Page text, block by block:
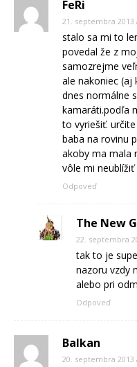
FeRi
21. septembra 2013
stalo sa mi to
povedal že z
samozrejme
ale nakoniec (aj
dnes normálne
kamaráti.podľa
to vyriešiť.
baba na rovinu
akoby ma mala
vôle mi neublížiť
Odpoveď
The New
22. septembra
tak to je
nazoru vzdy
alebo pri
Odpoveď
Balkan
20. septembra 2013